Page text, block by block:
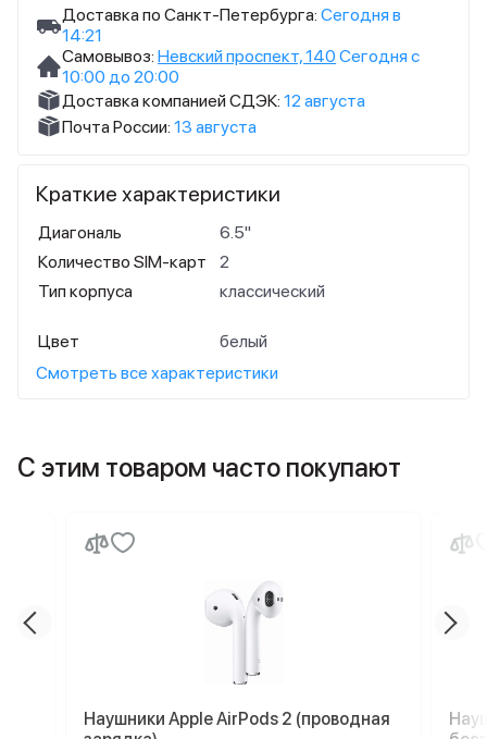
Доставка по Санкт-Петербурга: Сегодня в
14:21
Самовывоз: Невский проспект, 140 Сегодня с
10:00 до 20:00
Доставка компанией СДЭК: 12 августа
Почта России: 13 августа
Краткие характеристики
Диагональ
6.5"
Количество SIM-карт
2
Тип корпуса
классический
Цвет
белый
Смотреть все характеристики
С этим товаром часто покупают
Наушники Apple AirPods 2 (проводная